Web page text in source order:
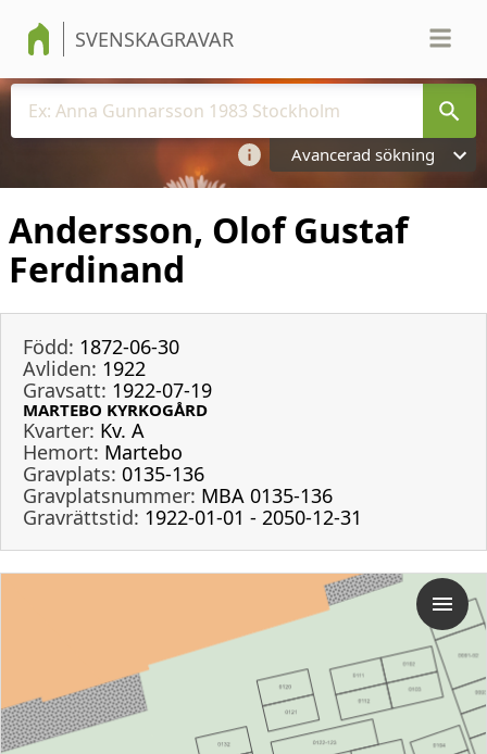
SVENSKAGRAVAR
Avancerad sökning
Andersson, Olof Gustaf
Ferdinand
Född: 1872-06-30
Avliden: 1922
Gravsatt: 1922-07-19
MARTEBO KYRKOGÅRD
Kvarter: Kv. A
Hemort: Martebo
Gravplats: 0135-136
Gravplatsnummer: MBA 0135-136
Gravrättstid: 1922-01-01 - 2050-12-31